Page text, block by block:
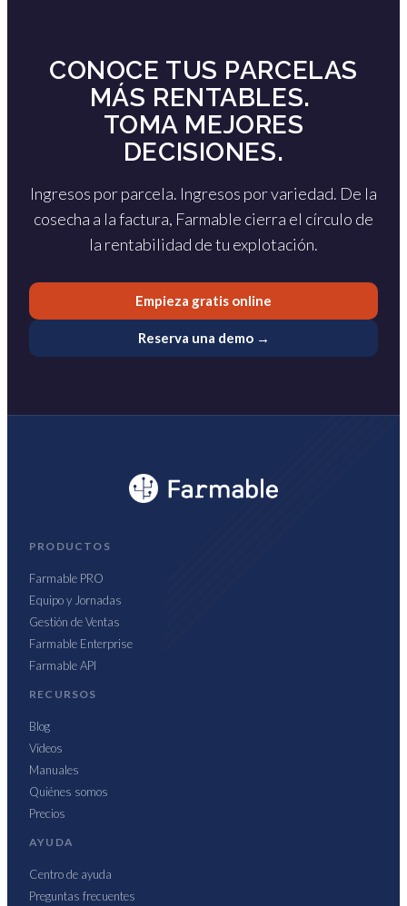
CONOCE TUS PARCELAS
MÁS RENTABLES.
TOMA MEJORES
DECISIONES.
Ingresos por parcela. Ingresos por variedad. De la
cosecha a la factura, Farmable cierra el círculo de
la rentabilidad de tu explotación.
Empieza gratis online
Reserva una demo →
PRODUCTOS
Farmable PRO
Equipo y Jornadas
Gestión de Ventas
Farmable Enterprise
Farmable API
RECURSOS
Blog
Vídeos
Manuales
Quiénes somos
Precios
AYUDA
Centro de ayuda
Preguntas frecuentes